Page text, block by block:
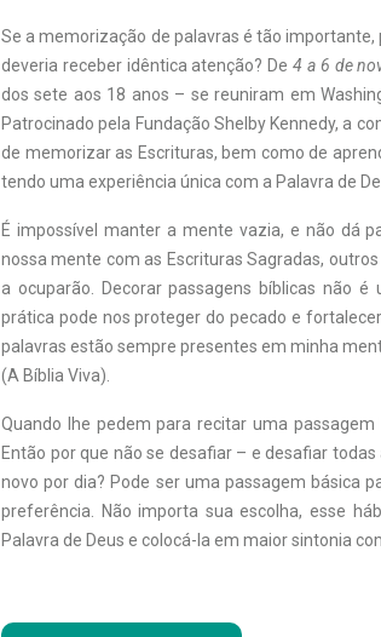
Se a memorização de palavras é tão
deveria receber idêntica atenção? De4 a 6 de
dos sete aos 18 anos – se reuniram em
Patrocinado pela Fundação Shelby Kennedy, a
de memorizar as Escrituras, bem como de
tendo uma experiência única com a Palavra de
É impossível manter a mente vazia, e não dá
nossa mente com as Escrituras Sagradas,
a ocuparão. Decorar passagens bíblicas não
prática pode nos proteger do pecado e
palavras estão sempre presentes em minha
(A Bíblia Viva).
Quando lhe pedem para recitar uma
Então por que não se desafiar – e desafiar
novo por dia? Pode ser uma passagem básica
preferência. Não importa sua escolha, esse
Palavra de Deus e colocá-la em maior sintonia